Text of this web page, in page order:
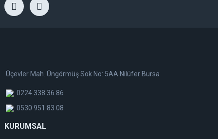
Üçevler Mah. Üngörmüş Sok No: 5AA Nilüfer Bursa
0224 338 36 86
0530 951 83 08
KURUMSAL